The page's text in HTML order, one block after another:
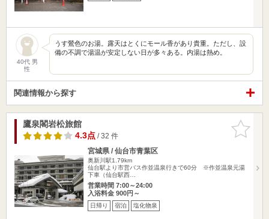
40代 男
性
うす鶯色のお湯。露天はとくにモール香があり貴重。ただし、設
備の不調で湯温が安定しない日が多々ある。内湯は熱め。
関連情報から探す
お気に入
りに追加
鷹泉閣岩松旅館
4.3点/ 32 件
宮城県 / 仙台市青葉区
奥新川駅1.79km
仙台駅より市営バス作並温泉行きで60分 ※作並温泉元湯
下車（仙台駅西…
営業時間 7:00～24:00
入浴料金 900円～
日帰り 宿泊 塩化物泉